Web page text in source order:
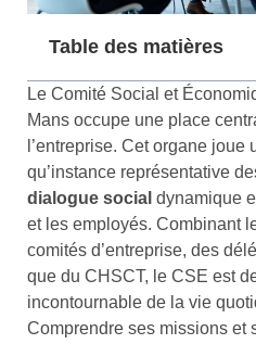
Table des matières
Le Comité Social et
Mans occupe une place
l’entreprise. Cet organe joue
qu’instance représentative
dialogue social dynamique
et les employés. Combinant
comités d’entreprise, des
que du CHSCT, le CSE est
incontournable de la vie
Comprendre ses missions et